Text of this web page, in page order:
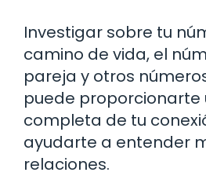
Investigar sobre tu
camino de vida, el
pareja y otros
puede proporcionarte
completa de tu
ayudarte a entender
relaciones.